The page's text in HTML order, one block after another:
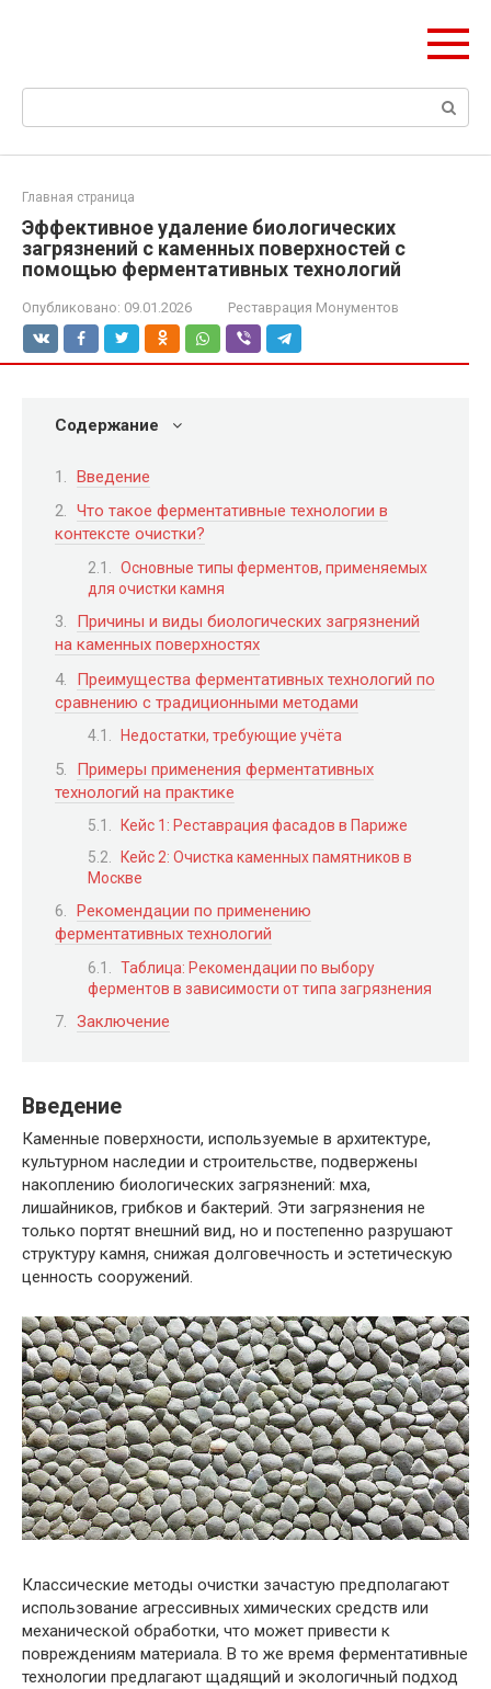
Поиск:
Главная страница
Эффективное удаление биологических
загрязнений с каменных поверхностей с
помощью ферментативных технологий
Опубликовано: 09.01.2026 Реставрация Монументов
Содержание
Введение
Что такое ферментативные технологии в
контексте очистки?
Основные типы ферментов, применяемых
для очистки камня
Причины и виды биологических загрязнений
на каменных поверхностях
Преимущества ферментативных технологий по
сравнению с традиционными методами
Недостатки, требующие учёта
Примеры применения ферментативных
технологий на практике
Кейс 1: Реставрация фасадов в Париже
Кейс 2: Очистка каменных памятников в
Москве
Рекомендации по применению
ферментативных технологий
Таблица: Рекомендации по выбору
ферментов в зависимости от типа загрязнения
Заключение
Введение
Каменные поверхности, используемые в архитектуре,
культурном наследии и строительстве, подвержены
накоплению биологических загрязнений: мха,
лишайников, грибков и бактерий. Эти загрязнения не
только портят внешний вид, но и постепенно разрушают
структуру камня, снижая долговечность и эстетическую
ценность сооружений.
Классические методы очистки зачастую предполагают
использование агрессивных химических средств или
механической обработки, что может привести к
повреждениям материала. В то же время ферментативные
технологии предлагают щадящий и экологичный подход